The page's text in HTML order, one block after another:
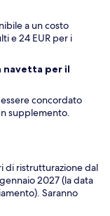
a un costo
e 24 EUR per i
navetta per il
concordato
supplemento.
di ristrutturazione dal
2027 (la data
Saranno